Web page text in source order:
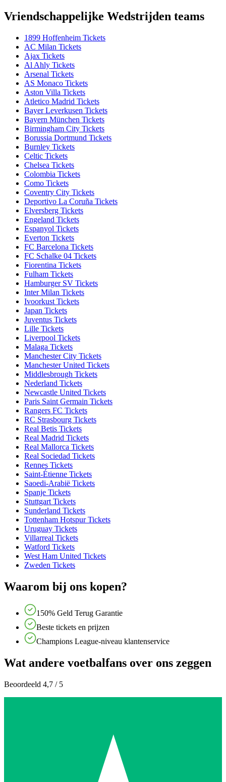
Vriendschappelijke Wedstrijden teams
1899 Hoffenheim Tickets
AC Milan Tickets
Ajax Tickets
Al Ahly Tickets
Arsenal Tickets
AS Monaco Tickets
Aston Villa Tickets
Atletico Madrid Tickets
Bayer Leverkusen Tickets
Bayern München Tickets
Birmingham City Tickets
Borussia Dortmund Tickets
Burnley Tickets
Celtic Tickets
Chelsea Tickets
Colombia Tickets
Como Tickets
Coventry City Tickets
Deportivo La Coruña Tickets
Elversberg Tickets
Engeland Tickets
Espanyol Tickets
Everton Tickets
FC Barcelona Tickets
FC Schalke 04 Tickets
Fiorentina Tickets
Fulham Tickets
Hamburger SV Tickets
Inter Milan Tickets
Ivoorkust Tickets
Japan Tickets
Juventus Tickets
Lille Tickets
Liverpool Tickets
Malaga Tickets
Manchester City Tickets
Manchester United Tickets
Middlesbrough Tickets
Nederland Tickets
Newcastle United Tickets
Paris Saint Germain Tickets
Rangers FC Tickets
RC Strasbourg Tickets
Real Betis Tickets
Real Madrid Tickets
Real Mallorca Tickets
Real Sociedad Tickets
Rennes Tickets
Saint-Étienne Tickets
Saoedi-Arabië Tickets
Spanje Tickets
Stuttgart Tickets
Sunderland Tickets
Tottenham Hotspur Tickets
Uruguay Tickets
Villarreal Tickets
Watford Tickets
West Ham United Tickets
Zweden Tickets
Waarom bij ons kopen?
150% Geld Terug Garantie
Beste tickets en prijzen
Champions League-niveau klantenservice
Wat andere voetbalfans over ons zeggen
Beoordeeld 4,7 / 5